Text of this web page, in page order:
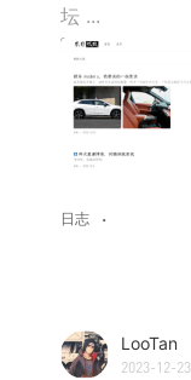
坛 ...
日志
LooTan
2023-12-23